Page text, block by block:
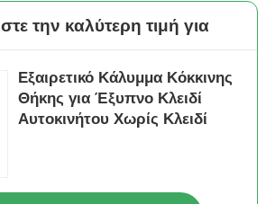
την καλύτερη τιμή για
Εξαιρετικό Κάλυμμα Κόκκινης
Θήκης για Έξυπνο Κλειδί
Αυτοκινήτου Χωρίς Κλειδί